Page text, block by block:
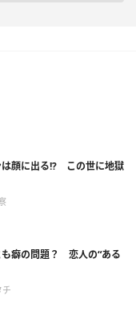
は顔に出る!? この世に地獄
癖の問題？ 恋人の“ある